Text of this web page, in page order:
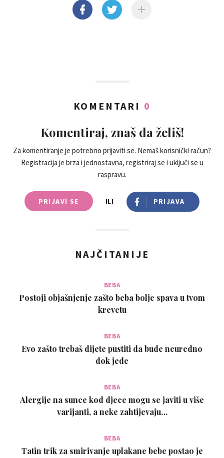
KOMENTARI 0
Komentiraj, znaš da želiš!
Za komentiranje je potrebno prijaviti se. Nemaš korisnički račun?
Registracija je brza i jednostavna, registriraj se i uključi se u
raspravu.
PRIJAVI SE ILI PRIJAVA
NAJČITANIJE
BEBA
Postoji objašnjenje zašto beba bolje spava u tvom
krevetu
BEBA
Evo zašto trebaš dijete pustiti da bude neuredno
dok jede
BEBA
Alergije na sunce kod djece mogu se javiti u više
varijanti, a neke zahtijevaju…
BEBA
Tatin trik za smirivanje uplakane bebe postao je